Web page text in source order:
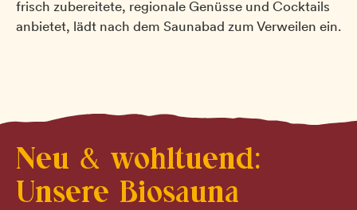
frisch zubereitete, regionale Genüsse und Cocktails
anbietet, lädt nach dem Saunabad zum Verweilen ein.
Neu & wohltuend:
Unsere Biosauna